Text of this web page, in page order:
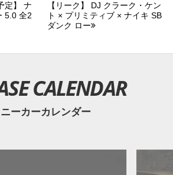
定】 ナ
5.0 全2
【リーク】 DJ クラーク・ケン
ト × プリミティブ × ナイキ SB
ダンク ロー
CALENDAR
ーカーカレンダー